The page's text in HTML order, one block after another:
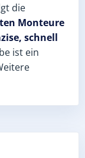
die
Monteure
schnell
ist ein